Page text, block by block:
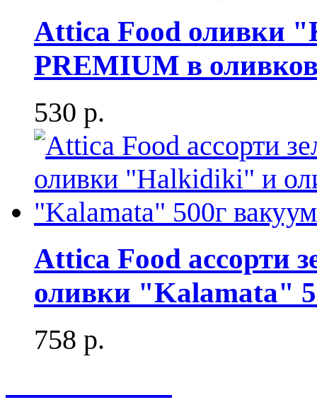
Attica Food оливки
PREMIUM в
530 р.
Attica Food ассорти
оливки "Kalamata"
758 р.